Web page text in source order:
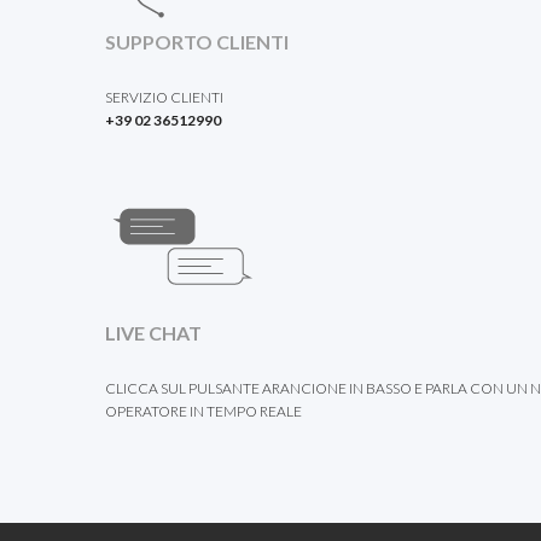
SUPPORTO CLIENTI
SERVIZIO CLIENTI
+39 02 36512990
LIVE CHAT
CLICCA SUL PULSANTE ARANCIONE IN BASSO E PARLA CON UN
OPERATORE IN TEMPO REALE